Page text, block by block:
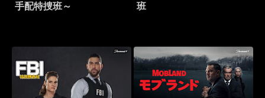
手配特捜班～
班